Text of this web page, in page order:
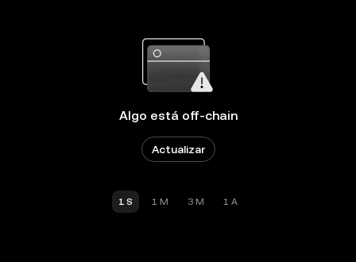
Algo está off-chain
Actualizar
1 S 1 M 3 M 1 A